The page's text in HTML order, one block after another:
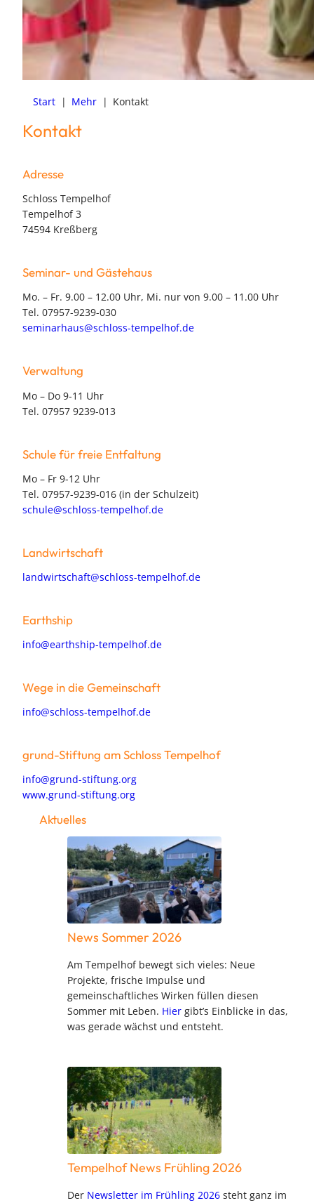
Start | Mehr | Kontakt
Kontakt
Adresse
Schloss Tempelhof
Tempelhof 3
74594 Kreßberg
Seminar- und Gästehaus
Mo. – Fr. 9.00 – 12.00 Uhr, Mi. nur von 9.00 – 11.00 Uhr
Tel. 07957-9239-030
seminarhaus@schloss-tempelhof.de
Verwaltung
Mo – Do 9-11 Uhr
Tel. 07957 9239-013
Schule für freie Entfaltung
Mo – Fr 9-12 Uhr
Tel. 07957-9239-016 (in der Schulzeit)
schule@schloss-tempelhof.de
Landwirtschaft
landwirtschaft@schloss-tempelhof.de
Earthship
info@earthship-tempelhof.de
Wege in die Gemeinschaft
info@schloss-tempelhof.de
grund-Stiftung am Schloss Tempelhof
info@grund-stiftung.org
www.grund-stiftung.org
Aktuelles
News Sommer 2026
Am Tempelhof bewegt sich vieles: Neue
Projekte, frische Impulse und
gemeinschaftliches Wirken füllen diesen
Sommer mit Leben. Hier gibt’s Einblicke in das,
was gerade wächst und entsteht.
Tempelhof News Frühling 2026
Der Newsletter im Frühling 2026 steht ganz im